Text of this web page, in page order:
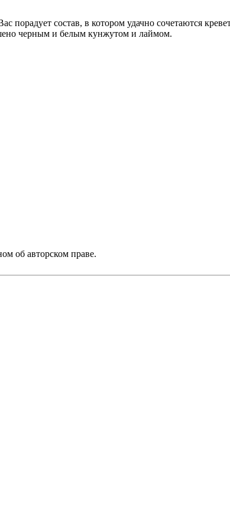
состав, в котором удачно сочетаются
черным и белым кунжутом и лаймом.
об авторском праве.